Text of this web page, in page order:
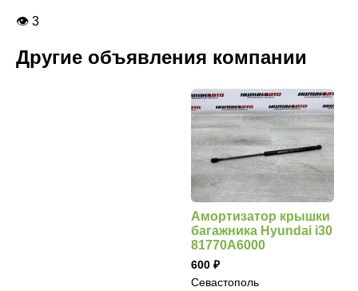
👁 3
Другие объявления компании
Амортизатор крышки
багажника Hyundai i30
81770A6000
600
Севастополь